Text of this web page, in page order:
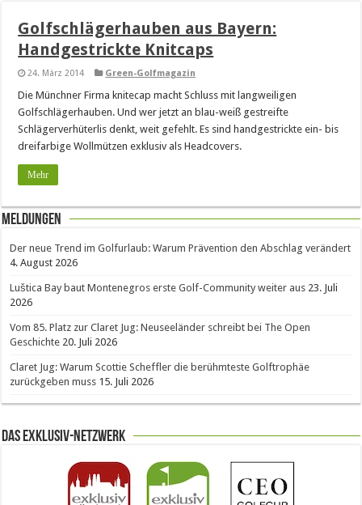
Golfschlägerhauben aus Bayern:
Handgestrickte Knitcaps
24. März 2014 Green-Golfmagazin
Die Münchner Firma knitecap macht Schluss mit langweiligen
Golfschlägerhauben. Und wer jetzt an blau-weiß gestreifte
Schlägerverhüterlis denkt, weit gefehlt. Es sind handgestrickte ein- bis
dreifarbige Wollmützen exklusiv als Headcovers.
Mehr
Meldungen
Der neue Trend im Golfurlaub: Warum Prävention den Abschlag verändert
4. August 2026
Luštica Bay baut Montenegros erste Golf-Community weiter aus 23. Juli
2026
Vom 85. Platz zur Claret Jug: Neuseeländer schreibt bei The Open
Geschichte 20. Juli 2026
Claret Jug: Warum Scottie Scheffler die berühmteste Golftrophäe
zurückgeben muss 15. Juli 2026
Das Exklusiv-Netzwerk